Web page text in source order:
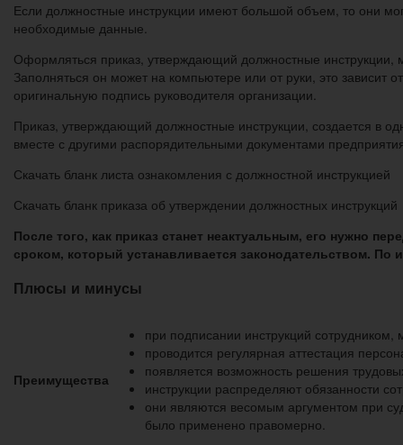
Если должностные инструкции имеют большой объем, то они
необходимые данные.
Оформляться приказ, утверждающий должностные
Заполняться он может на компьютере или от руки, это зависит
оригинальную подпись руководителя организации.
Приказ, утверждающий должностные инструкции, создается в
вместе с другими распорядительными документами
Скачать бланк листа ознакомления с должностной инструкцией
Скачать бланк приказа об утверждении должностных инструкций
После того, как приказ станет неактуальным, его нужно
сроком, который устанавливается законодательством.
Плюсы и минусы
Преимущества
при подписании инструкций
проводится регулярная аттестация
появляется возможность решения
инструкции распределяют обязанности
они являются весомым аргументом при
было применено правомерно.